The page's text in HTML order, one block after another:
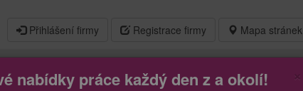
Mapa stránek
Přihlášení firmy Registrace firmy
nabídky práce každý den z a okolí!